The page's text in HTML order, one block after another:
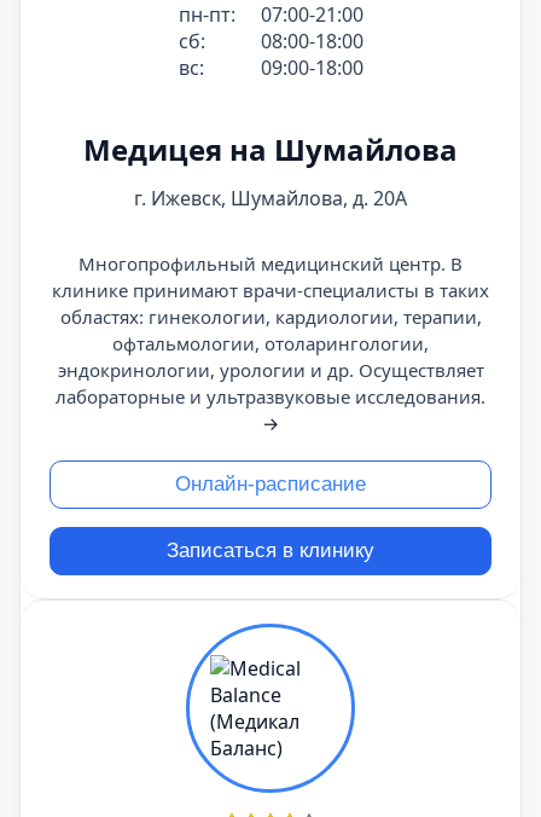
пн-пт:
07:00-21:00
сб:
08:00-18:00
вс:
09:00-18:00
Медицея на Шумайлова
г. Ижевск, Шумайлова, д. 20А
Многопрофильный медицинский центр. В
клинике принимают врачи-специалисты в таких
областях: гинекологии, кардиологии, терапии,
офтальмологии, отоларингологии,
эндокринологии, урологии и др. Осуществляет
лабораторные и ультразвуковые исследования.
→
Онлайн-расписание
Записаться в клинику